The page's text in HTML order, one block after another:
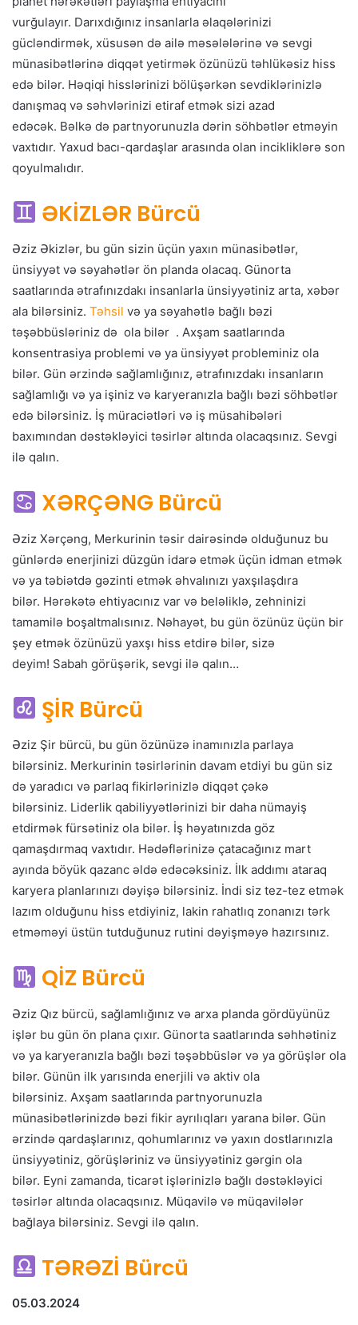
vurğulayır. Darıxdığınız insanlarla əlaqələrinizi
gücləndirmək, xüsusən də ailə məsələlərinə və sevgi
münasibətlərinə diqqət yetirmək özünüzü təhlükəsiz hiss
edə bilər. Həqiqi hisslərinizi bölüşərkən sevdiklərinizlə
danışmaq və səhvlərinizi etiraf etmək sizi azad
edəcək. Bəlkə də partnyorunuzla dərin söhbətlər etməyin
vaxtıdır. Yaxud bacı-qardaşlar arasında olan incikliklərə son
qoyulmalıdır.
ƏKİZLƏR Bürcü
Əziz Əkizlər, bu gün sizin üçün yaxın münasibətlər,
ünsiyyət və səyahətlər ön planda olacaq. Günorta
saatlarında ətrafınızdakı insanlarla ünsiyyətiniz arta, xəbər
ala bilərsiniz. Təhsil və ya səyahətlə bağlı bəzi
təşəbbüsləriniz də ola bilər . Axşam saatlarında
konsentrasiya problemi və ya ünsiyyət probleminiz ola
bilər. Gün ərzində sağlamlığınız, ətrafınızdakı insanların
sağlamlığı və ya işiniz və karyeranızla bağlı bəzi söhbətlər
edə bilərsiniz. İş müraciətləri və iş müsahibələri
baxımından dəstəkləyici təsirlər altında olacaqsınız. Sevgi
ilə qalın.
XƏRÇƏNG Bürcü
Əziz Xərçəng, Merkurinin təsir dairəsində olduğunuz bu
günlərdə enerjinizi düzgün idarə etmək üçün idman etmək
və ya təbiətdə gəzinti etmək əhvalınızı yaxşılaşdıra
bilər. Hərəkətə ehtiyacınız var və beləliklə, zehninizi
tamamilə boşaltmalısınız. Nəhayət, bu gün özünüz üçün bir
şey etmək özünüzü yaxşı hiss etdirə bilər, sizə
deyim! Sabah görüşərik, sevgi ilə qalın…
ŞİR Bürcü
Əziz Şir bürcü, bu gün özünüzə inamınızla parlaya
bilərsiniz. Merkurinin təsirlərinin davam etdiyi bu gün siz
də yaradıcı və parlaq fikirlərinizlə diqqət çəkə
bilərsiniz. Liderlik qabiliyyətlərinizi bir daha nümayiş
etdirmək fürsətiniz ola bilər. İş həyatınızda göz
qamaşdırmaq vaxtıdır. Hədəflərinizə çatacağınız mart
ayında böyük qazanc əldə edəcəksiniz. İlk addımı ataraq
karyera planlarınızı dəyişə bilərsiniz. İndi siz tez-tez etmək
lazım olduğunu hiss etdiyiniz, lakin rahatlıq zonanızı tərk
etməməyi üstün tutduğunuz rutini dəyişməyə hazırsınız.
QİZ Bürcü
Əziz Qız bürcü, sağlamlığınız və arxa planda gördüyünüz
işlər bu gün ön plana çıxır. Günorta saatlarında səhhətiniz
və ya karyeranızla bağlı bəzi təşəbbüslər və ya görüşlər ola
bilər. Günün ilk yarısında enerjili və aktiv ola
bilərsiniz. Axşam saatlarında partnyorunuzla
münasibətlərinizdə bəzi fikir ayrılıqları yarana bilər. Gün
ərzində qardaşlarınız, qohumlarınız və yaxın dostlarınızla
ünsiyyətiniz, görüşləriniz və ünsiyyətiniz gərgin ola
bilər. Eyni zamanda, ticarət işlərinizlə bağlı dəstəkləyici
təsirlər altında olacaqsınız. Müqavilə və müqavilələr
bağlaya bilərsiniz. Sevgi ilə qalın.
TƏRƏZİ Bürcü
05.03.2024